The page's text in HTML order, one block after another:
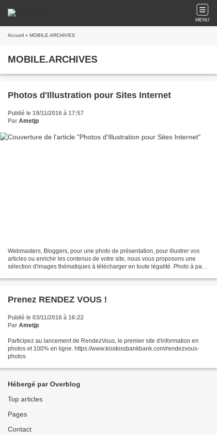
MENU
Accueil » MOBILE.ARCHIVES
MOBILE.ARCHIVES
Photos d'Illustration pour Sites Internet
Publié le 19/11/2016 à 17:57
Par Ametjp
Webmasters, Bloggers, pour une photo de présentation, pour illustrer vos
articles ou enrichir les contenus de votre site, nous vous proposons une
sélection d'images thématiques à télécharger en toute légalité. Photo à partir
Prenez RENDEZ VOUS !
Publié le 03/11/2016 à 16:22
Par Ametjp
Participez au lancement de RendezVous, le premier site d'information en
photos et 100% en ligne. https://www.kisskissbankbank.com/rendezvous-
photos
Hébergé par Overblog
Top articles
Pages
Contact